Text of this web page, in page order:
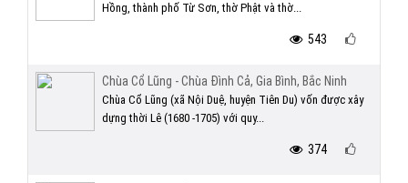
Hồng, thành phố Từ Sơn, thờ Phật và thờ...
543
Chùa Cổ Lũng - Chùa Đình Cả, Gia Bình, Bắc Ninh
Chùa Cổ Lũng (xã Nội Duệ, huyện Tiên Du) vốn được xây
dựng thời Lê (1680 -1705) với quy...
374